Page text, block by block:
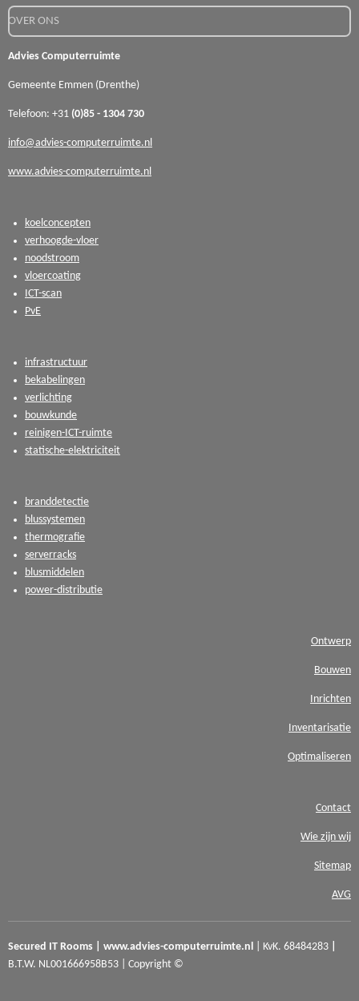
OVER ONS
Advies Computerruimte
Gemeente Emmen (Drenthe)
Telefoon: +31 (0)85 - 1304 730
info@advies-computerruimte.nl
www.advies-computerruimte.nl
koelconcepten
verhoogde-vloer
noodstroom
vloercoating
ICT-scan
PvE
infrastructuur
bekabelingen
verlichting
bouwkunde
reinigen-ICT-ruimte
statische-elektriciteit
branddetectie
blussystemen
thermografie
serverracks
blusmiddelen
power-distributie
Ontwerp
Bouwen
Inrichten
Inventarisatie
Optimaliseren
Contact
Wie zijn wij
Sitemap
AVG
Secured IT Rooms | www.advies-computerruimte.nl | KvK. 68484283
B.T.W. NL001666958B53 | Copyright ©